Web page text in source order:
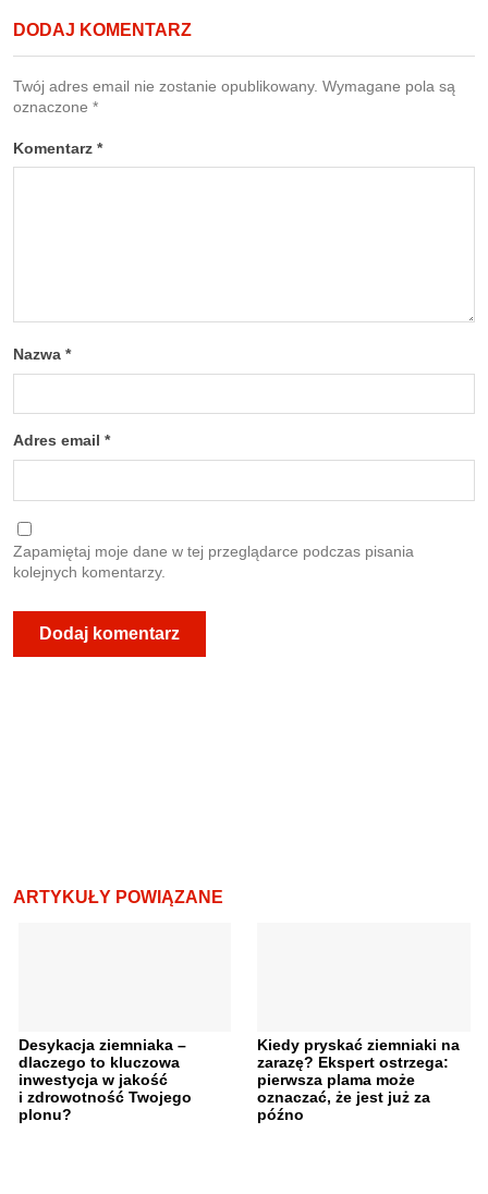
DODAJ KOMENTARZ
Twój adres email nie zostanie opublikowany. Wymagane pola są
oznaczone *
Komentarz *
Nazwa *
Adres email *
Zapamiętaj moje dane w tej przeglądarce podczas pisania
kolejnych komentarzy.
ARTYKUŁY POWIĄZANE
Desykacja ziemniaka –
dlaczego to kluczowa
inwestycja w jakość
i zdrowotność Twojego
plonu?
Kiedy pryskać ziemniaki na
zarazę? Ekspert ostrzega:
pierwsza plama może
oznaczać, że jest już za
późno